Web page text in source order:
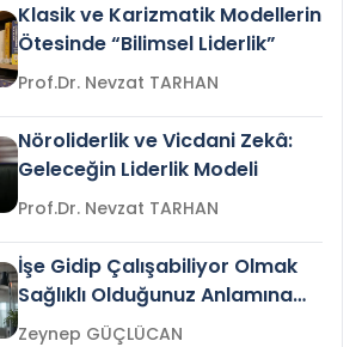
Klasik ve Karizmatik Modellerin
Ötesinde “Bilimsel Liderlik”
Prof.Dr. Nevzat TARHAN
Nöroliderlik ve Vicdani Zekâ:
Geleceğin Liderlik Modeli
Prof.Dr. Nevzat TARHAN
İşe Gidip Çalışabiliyor Olmak
Sağlıklı Olduğunuz Anlamına
Gelir mi?Zeynep GÜÇLÜCAN